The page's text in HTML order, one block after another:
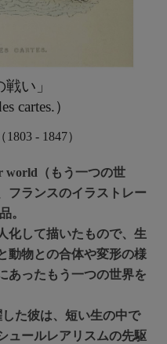
戦い」
cartes.）
- 1847）
world（もう一つの世
フランスのイラストレー
。
化して描いたもので、生
動物との合体や変形の様
あったもう一つの世界を
た彼は、短い生の中で
ュールレアリスムの先駆